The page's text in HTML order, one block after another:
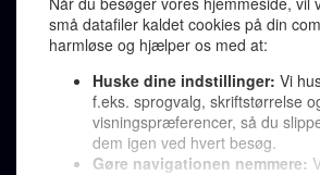
Von Ostensgade 22, 2791 Dragør
LINKS
Tidligere aviser >